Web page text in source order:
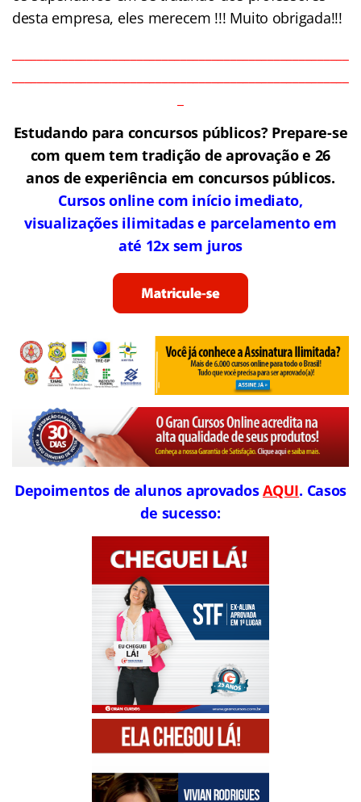
desta empresa, eles merecem !!! Muito obrigada!!!
Estudando para concursos públicos? Prepare-se
com quem tem tradição de aprovação e 26
anos de experiência em concursos públicos.
Cursos online com início imediato,
visualizações ilimitadas e parcelamento em
até 12x sem juros
Depoimentos de alunos aprovadosAQUI. Casos
de sucesso: